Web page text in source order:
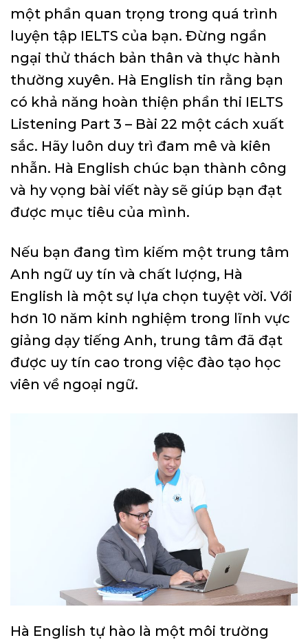
một phần quan trọng trong quá trình
luyện tập IELTS của bạn. Đừng ngần
ngại thử thách bản thân và thực hành
thường xuyên. Hà English tin rằng bạn
có khả năng hoàn thiện phần thi IELTS
Listening Part 3 – Bài 22 một cách xuất
sắc. Hãy luôn duy trì đam mê và kiên
nhẫn. Hà English chúc bạn thành công
và hy vọng bài viết này sẽ giúp bạn đạt
được mục tiêu của mình.
Nếu bạn đang tìm kiếm một trung tâm
Anh ngữ uy tín và chất lượng, Hà
English là một sự lựa chọn tuyệt vời. Với
hơn 10 năm kinh nghiệm trong lĩnh vực
giảng dạy tiếng Anh, trung tâm đã đạt
được uy tín cao trong việc đào tạo học
viên về ngoại ngữ.
Hà English tự hào là một môi trường